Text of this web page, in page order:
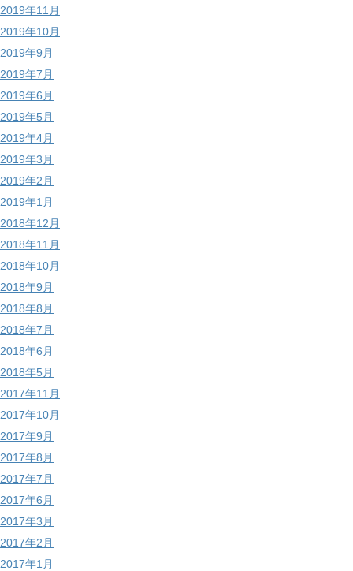
2019年11月
2019年10月
2019年9月
2019年7月
2019年6月
2019年5月
2019年4月
2019年3月
2019年2月
2019年1月
2018年12月
2018年11月
2018年10月
2018年9月
2018年8月
2018年7月
2018年6月
2018年5月
2017年11月
2017年10月
2017年9月
2017年8月
2017年7月
2017年6月
2017年3月
2017年2月
2017年1月